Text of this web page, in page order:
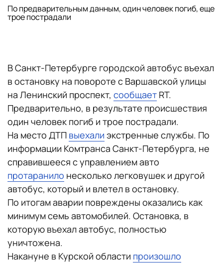
По предварительным данным, один человек погиб, еще
трое пострадали
В Санкт-Петербурге городской автобус въехал
в остановку на повороте с Варшавской улицы
на Ленинский проспект, сообщает RT.
Предварительно, в результате происшествия
один человек погиб и трое пострадали.
На место ДТП выехали экстренные службы. По
информации Комтранса Санкт-Петербурга, не
справившееся с управлением авто
протаранило несколько легковушек и другой
автобус, который и влетел в остановку.
По итогам аварии повреждены оказались как
минимум семь автомобилей. Остановка, в
которую въехал автобус, полностью
уничтожена.
Накануне в Курской области произошло